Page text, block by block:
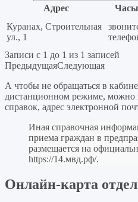
Адрес
Куранах, Строительная
ул., 1
Записи с 1 до 1 из 1 записей
ПредыдущаяСледующая
А чтобы не обращаться в
дистанционном режиме, можно
справок, адрес электронной
Иная справочная
приема граждан в
размещается на
https://14.мвд.рф/.
Онлайн-карта